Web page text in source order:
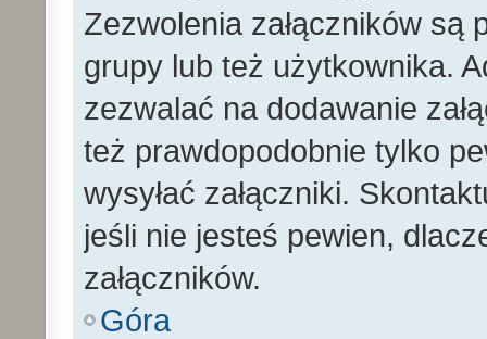
Zezwolenia załączników są
grupy lub też użytkownika.
zezwalać na dodawanie
też prawdopodobnie tylko
wysyłać załączniki.
jeśli nie jesteś pewien,
załączników.
Góra